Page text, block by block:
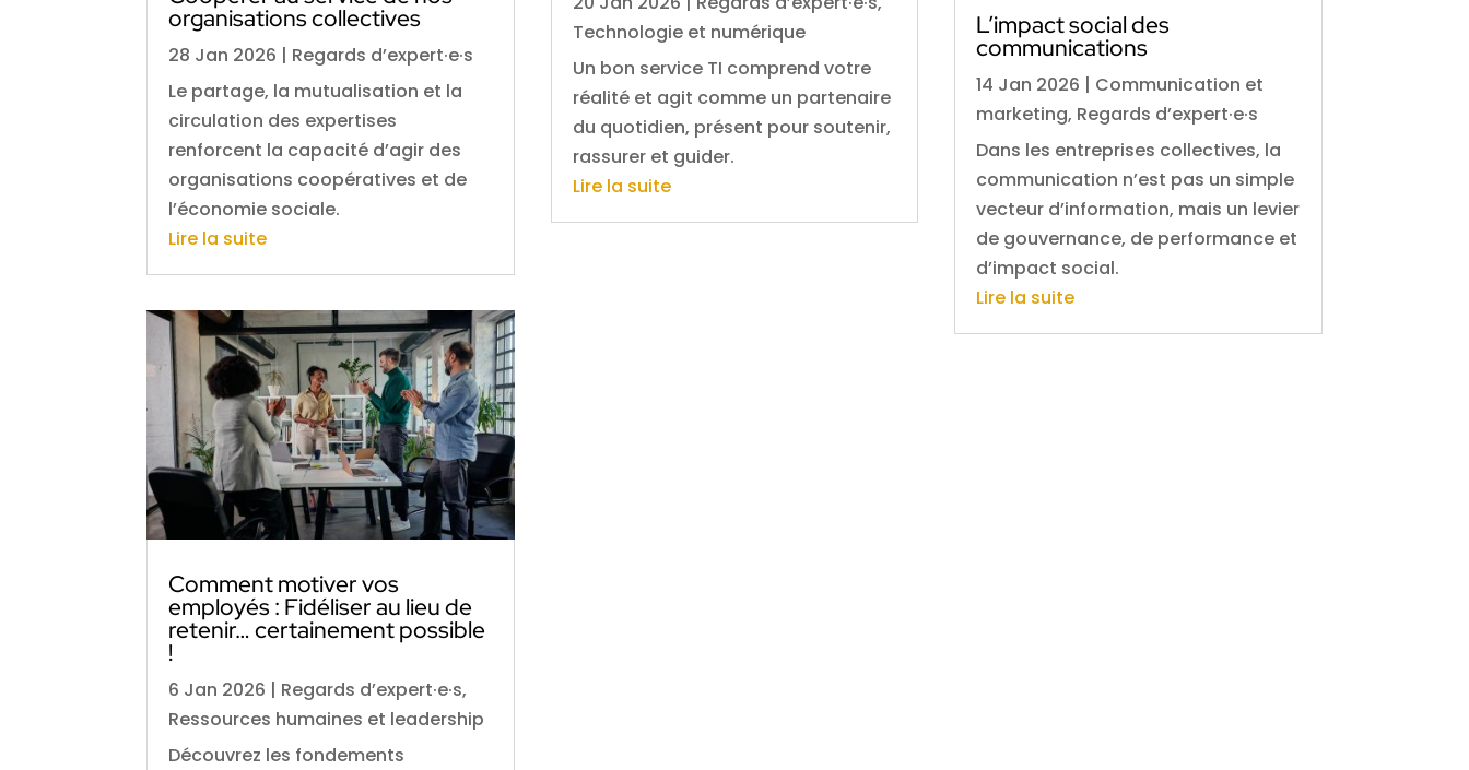
organisations collectives
28 Jan 2026 | Regards d’expert·e·s
Le partage, la mutualisation et la
circulation des expertises
renforcent la capacité d’agir des
organisations coopératives et de
l’économie sociale.
Lire la suite
Comment motiver vos
employés : Fidéliser au lieu de
retenir… certainement possible
!
6 Jan 2026 | Regards d’expert·e·s,
Ressources humaines et leadership
Découvrez les fondements
Technologie et numérique
Un bon service TI comprend votre
réalité et agit comme un partenaire
du quotidien, présent pour soutenir,
rassurer et guider.
Lire la suite
L’impact social des
communications
14 Jan 2026 | Communication et
marketing, Regards d’expert·e·s
Dans les entreprises collectives, la
communication n’est pas un simple
vecteur d’information, mais un levier
de gouvernance, de performance et
d’impact social.
Lire la suite